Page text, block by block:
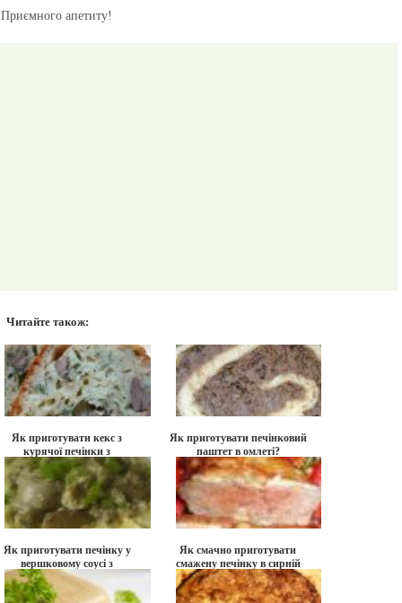
Приємного апетиту!
Читайте також:
Як приготувати кекс з
курячої печінки з
додаванням кедрових
горіхів?
Як приготувати печінковий
паштет в омлеті?
Як приготувати печінку у
вершковому соусі з
макаронами?
Як смачно приготувати
смажену печінку в сирній
шубці?